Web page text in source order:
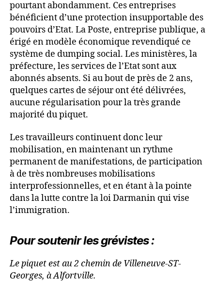
pourtant abondamment. Ces entreprises
bénéficient d’une protection insupportable des
pouvoirs d’Etat. La Poste, entreprise publique, a
érigé en modèle économique revendiqué ce
système de dumping social. Les ministères, la
préfecture, les services de l’Etat sont aux
abonnés absents. Si au bout de près de 2 ans,
quelques cartes de séjour ont été délivrées,
aucune régularisation pour la très grande
majorité du piquet.
Les travailleurs continuent donc leur
mobilisation, en maintenant un rythme
permanent de manifestations, de participation
à de très nombreuses mobilisations
interprofessionnelles, et en étant à la pointe
dans la lutte contre la loi Darmanin qui vise
l’immigration.
Pour soutenir les grévistes:
Le piquet est au 2 chemin de Villeneuve-ST-
Georges, à Alfortville.